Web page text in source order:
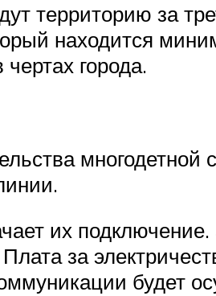
территорию за
находится
города.
многодетной
их подключение.
за
будет